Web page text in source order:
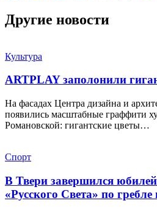
Другие новости
Культура
ARTPLAY заполонили
На фасадах Центра дизайна и
появились масштабные граффити
Романовской: гигантские цветы…
Спорт
В Твери завершился
«Русского Света» по